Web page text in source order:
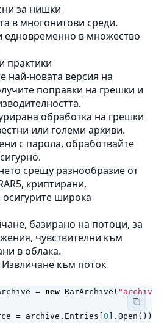
за нишки
в многонитови среди.
едновременно в множество
практики
най-новата версия на
поправки на грешки и
обработка на грешки
или големи архиви.
с парола, обработвайте
срещу разнообразие от
криптирани,
широка
базирано на потоци, за
чувствителни към
в облака.
към поток
= new RarArchive (
= archive . Entries 0 ]. Open ())